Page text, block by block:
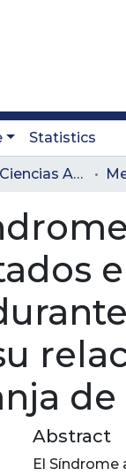
Statistics
Facultad de Ciencias Administrativas y Agropecuarias
Abstract
El Síndrome